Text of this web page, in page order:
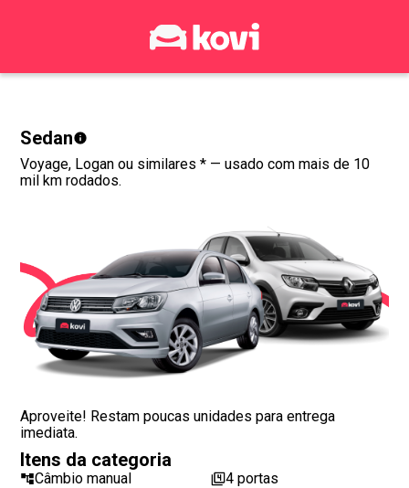
Sedan
Voyage, Logan ou similares * — usado com mais de 10
mil km rodados.
Aproveite! Restam poucas unidades para entrega
imediata.
Itens da categoria
Câmbio manual
4 portas